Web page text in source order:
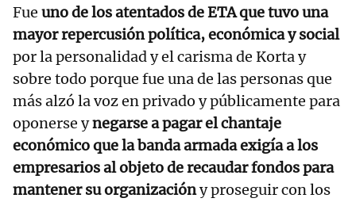
Fue uno de los atentados de ETA que tuvo una
mayor repercusión política, económica y social
por la personalidad y el carisma de Korta y
sobre todo porque fue una de las personas que
más alzó la voz en privado y públicamente para
oponerse ynegarse a pagar el chantaje
económico que la banda armada exigía a los
empresarios al objeto de recaudar fondos para
mantener su organizacióny proseguir con los